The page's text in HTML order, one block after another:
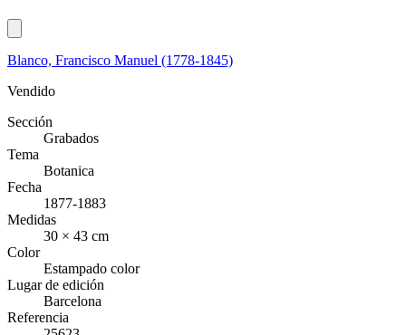
Blanco, Francisco Manuel (1778-1845)
Vendido
Sección
Grabados
Tema
Botanica
Fecha
1877-1883
Medidas
30 × 43 cm
Color
Estampado color
Lugar de edición
Barcelona
Referencia